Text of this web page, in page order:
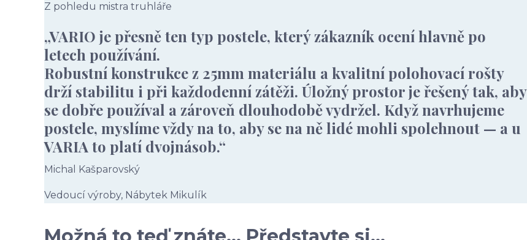
Z pohledu mistra truhláře
„VARIO je přesně ten typ postele, který zákazník ocení hlavně po
letech používání.
Robustní konstrukce z 25mm materiálu a kvalitní polohovací rošty
drží stabilitu i při každodenní zátěži. Úložný prostor je řešený tak, aby
se dobře používal a zároveň dlouhodobě vydržel. Když navrhujeme
postele, myslíme vždy na to, aby se na ně lidé mohli spolehnout — a u
VARIA to platí dvojnásob.“
Michal Kašparovský
Vedoucí výroby, Nábytek Mikulík